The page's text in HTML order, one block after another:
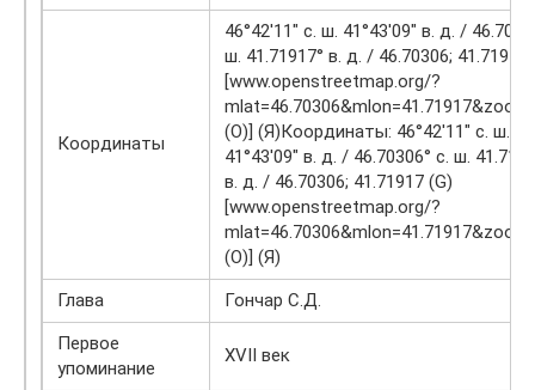
Координаты
46°42′11″ с. ш. 41°43′09″ в. д. /
ш. 41.71917° в. д. / 46.70306; 41.71917
[www.openstreetmap.org/?
(O)] (Я)Координаты: 46°42′11″ с. ш.
41°43′09″ в. д. / 46.70306° с. ш.
в. д. / 46.70306; 41.71917 (G)
[www.openstreetmap.org/?
(O)] (Я)
Глава
Гончар С.Д.
Первое
упоминание
XVII век